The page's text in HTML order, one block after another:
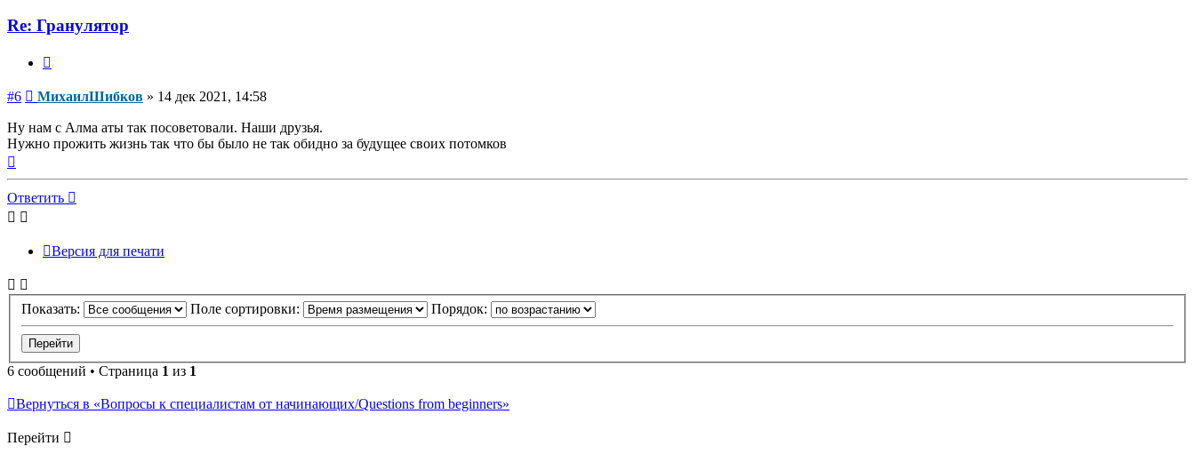
Re: Гранулятор
#6 Сообщение
МихаилШибков » 14 дек 2021, 14:58
Ну нам с Алма аты так посоветовали. Наши друзья.
Нужно прожить жизнь так что бы было не так обидно за будущее своих потомков
началу
Ответить
Версия для печати
Показать: Поле сортировки: Порядок:
6 сообщений • Страница 1 из 1
Вернуться в «Вопросы к специалистам от начинающих/Questions from beginners»
Перейти